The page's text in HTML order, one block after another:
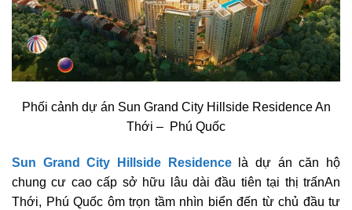
Phối cảnh dự án Sun Grand City Hillside Residence An
Thới – Phú Quốc
Sun Grand City Hillside Residencelà dự án căn hộ
chung cư cao cấp sở hữu lâu dài đầu tiên tại thị trấnAn
Thới, Phú Quốc ôm trọn tầm nhìn biển đến từ chủ đầu tư